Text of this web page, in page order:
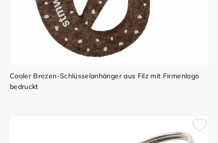
Cooler Brezen-Schlüsselanhänger aus Filz mit Firmenlogo
bedruckt